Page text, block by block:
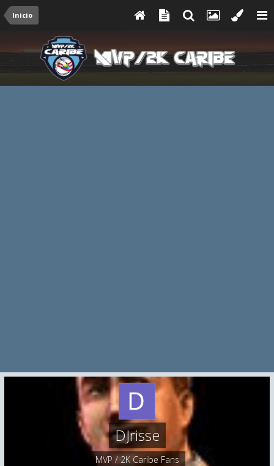
Inicio
DJrisse
MVP / 2K Caribe Fans